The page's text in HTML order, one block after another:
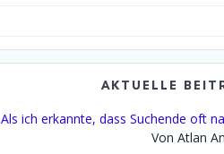
AKTUELLE
Als ich erkannte, dass Suchende oft
Von Atlan